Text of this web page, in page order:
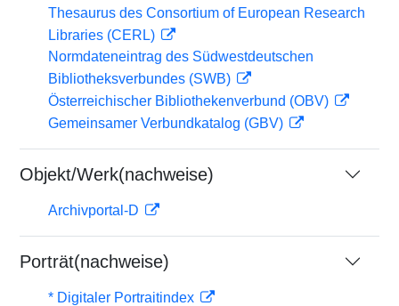
Thesaurus des Consortium of European Research
Libraries (CERL)
Normdateneintrag des Südwestdeutschen
Bibliotheksverbundes (SWB)
Österreichischer Bibliothekenverbund (OBV)
Gemeinsamer Verbundkatalog (GBV)
Objekt/Werk(nachweise)
Archivportal-D
Porträt(nachweise)
* Digitaler Portraitindex